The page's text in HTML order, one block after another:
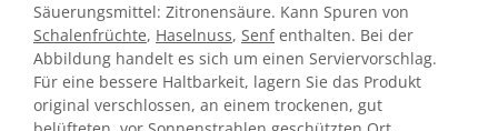
Säuerungsmittel: Zitronensäure. Kann Spuren von
Schalenfrüchte, Haselnuss, Senfenthalten. Bei der
Abbildung handelt es sich um einen Serviervorschlag.
Für eine bessere Haltbarkeit, lagern Sie das Produkt
original verschlossen, an einem trockenen, gut